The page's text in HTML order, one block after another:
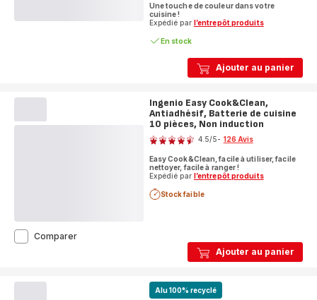
Ajouter au panier
Une touche de couleur dans votre
cuisine !
Expédié par l’entrepôt produits
En stock
Ajouter au panier
Ingenio Easy Cook&Clean,
Antiadhésif, Batterie de cuisine
10 pièces, Non induction
Note
4.5/5- 126 Avis
Easy Cook&Clean, facile à utiliser, facile
nettoyer, facile à ranger !
Expédié par l’entrepôt produits
Stock faible
ComparerIngenio
Alu 100% recyclé